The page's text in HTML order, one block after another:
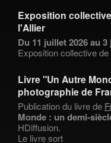
Exposition
l'Allier
Du 11 juillet 2026 au
Exposition collective de
Livre "Un Autre
photographie de
Publication du livre de
Monde : un demi-
HDiffusion.
Le livre sort